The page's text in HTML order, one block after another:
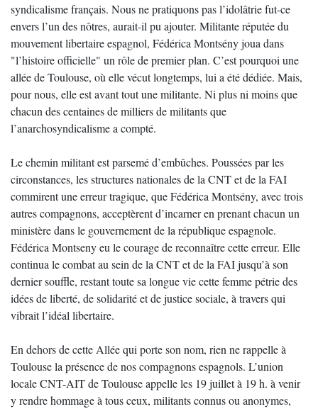
syndicalisme français. Nous ne pratiquons pas l’idolâtrie fut-ce
envers l’un des nôtres, aurait-il pu ajouter. Militante réputée du
mouvement libertaire espagnol, Fédérica Montsény joua dans
"l’histoire officielle" un rôle de premier plan. C’est pourquoi une
allée de Toulouse, où elle vécut longtemps, lui a été dédiée. Mais,
pour nous, elle est avant tout une militante. Ni plus ni moins que
chacun des centaines de milliers de militants que
l’anarchosyndicalisme a compté.
Le chemin militant est parsemé d’embûches. Poussées par les
circonstances, les structures nationales de la CNT et de la FAI
commirent une erreur tragique, que Fédérica Montsény, avec trois
autres compagnons, acceptèrent d’incarner en prenant chacun un
ministère dans le gouvernement de la république espagnole.
Fédérica Montseny eu le courage de reconnaître cette erreur. Elle
continua le combat au sein de la CNT et de la FAI jusqu’à son
dernier souffle, restant toute sa longue vie cette femme pétrie des
idées de liberté, de solidarité et de justice sociale, à travers qui
vibrait l’idéal libertaire.
En dehors de cette Allée qui porte son nom, rien ne rappelle à
Toulouse la présence de nos compagnons espagnols. L’union
locale CNT-AIT de Toulouse appelle les 19 juillet à 19 h. à venir
y rendre hommage à tous ceux, militants connus ou anonymes,